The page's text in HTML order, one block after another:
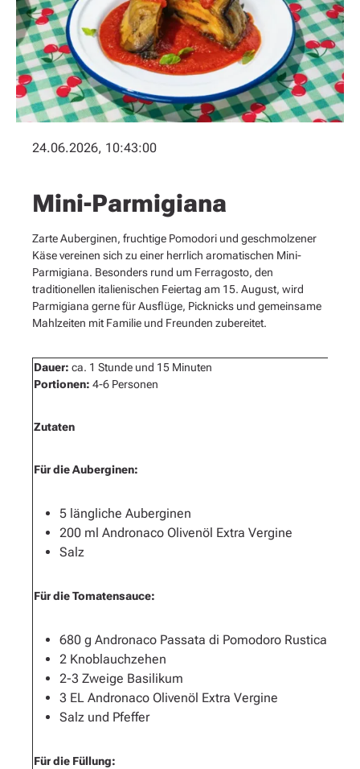
24.06.2026, 10:43:00
Mini-Parmigiana
Zarte Auberginen, fruchtige Pomodori und geschmolzener
Käse vereinen sich zu einer herrlich aromatischen Mini-
Parmigiana. Besonders rund um Ferragosto, den
traditionellen italienischen Feiertag am 15. August, wird
Parmigiana gerne für Ausflüge, Picknicks und gemeinsame
Mahlzeiten mit Familie und Freunden zubereitet.
Dauer: ca. 1 Stunde und 15 Minuten
Portionen: 4-6 Personen
Zutaten
Für die Auberginen:
5 längliche Auberginen
200 ml Andronaco Olivenöl Extra Vergine
Salz
Für die Tomatensauce:
680 g Andronaco Passata di Pomodoro Rustica
2 Knoblauchzehen
2-3 Zweige Basilikum
3 EL Andronaco Olivenöl Extra Vergine
Salz und Pfeffer
Für die Füllung: